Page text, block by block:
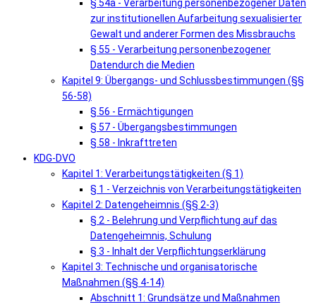
§ 54a - Verarbeitung personenbezogener Daten
zur institutionellen Aufarbeitung sexualisierter
Gewalt und anderer Formen des Missbrauchs
§ 55 - Verarbeitung personenbezogener
Datendurch die Medien
Kapitel 9: Übergangs- und Schlussbestimmungen (§§
56-58)
§ 56 - Ermächtigungen
§ 57 - Übergangsbestimmungen
§ 58 - Inkrafttreten
KDG-DVO
Kapitel 1: Verarbeitungstätigkeiten (§ 1)
§ 1 - Verzeichnis von Verarbeitungstätigkeiten
Kapitel 2: Datengeheimnis (§§ 2-3)
§ 2 - Belehrung und Verpflichtung auf das
Datengeheimnis, Schulung
§ 3 - Inhalt der Verpflichtungserklärung
Kapitel 3: Technische und organisatorische
Maßnahmen (§§ 4-14)
Abschnitt 1: Grundsätze und Maßnahmen